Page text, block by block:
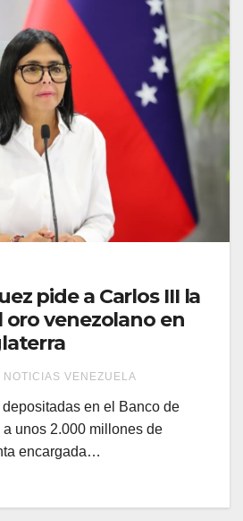
pide a Carlos III la
oro venezolano en
NOTICIAS VENEZUELA
depositadas en el Banco de
a unos 2.000 millones de
encargada…